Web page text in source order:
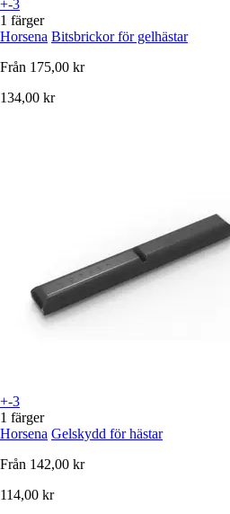
+-3
1 färger
Horsena Bitsbrickor för gelhästar
Från 175,00 kr
134,00 kr
+-3
1 färger
Horsena Gelskydd för hästar
Från 142,00 kr
114,00 kr